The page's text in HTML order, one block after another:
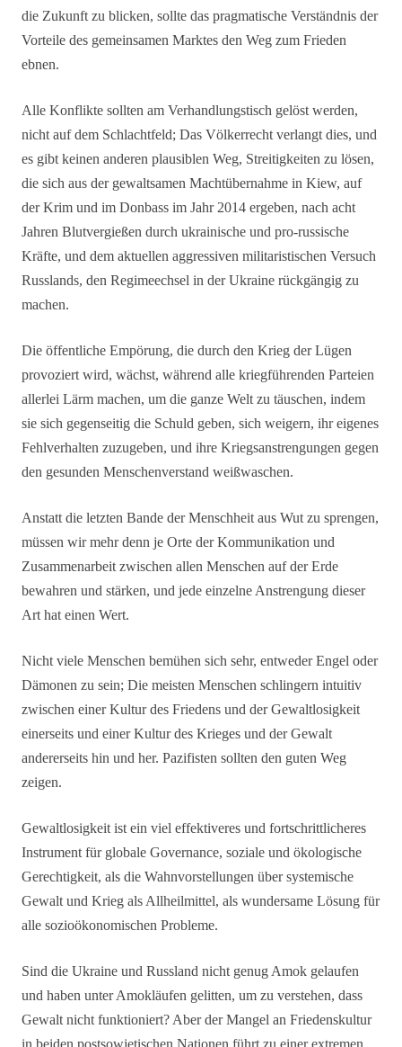
die Zukunft zu blicken, sollte das pragmatische Verständnis der
Vorteile des gemeinsamen Marktes den Weg zum Frieden
ebnen.
Alle Konflikte sollten am Verhandlungstisch gelöst werden,
nicht auf dem Schlachtfeld; Das Völkerrecht verlangt dies, und
es gibt keinen anderen plausiblen Weg, Streitigkeiten zu lösen,
die sich aus der gewaltsamen Machtübernahme in Kiew, auf
der Krim und im Donbass im Jahr 2014 ergeben, nach acht
Jahren Blutvergießen durch ukrainische und pro-russische
Kräfte, und dem aktuellen aggressiven militaristischen Versuch
Russlands, den Regimeechsel in der Ukraine rückgängig zu
machen.
Die öffentliche Empörung, die durch den Krieg der Lügen
provoziert wird, wächst, während alle kriegführenden Parteien
allerlei Lärm machen, um die ganze Welt zu täuschen, indem
sie sich gegenseitig die Schuld geben, sich weigern, ihr eigenes
Fehlverhalten zuzugeben, und ihre Kriegsanstrengungen gegen
den gesunden Menschenverstand weißwaschen.
Anstatt die letzten Bande der Menschheit aus Wut zu sprengen,
müssen wir mehr denn je Orte der Kommunikation und
Zusammenarbeit zwischen allen Menschen auf der Erde
bewahren und stärken, und jede einzelne Anstrengung dieser
Art hat einen Wert.
Nicht viele Menschen bemühen sich sehr, entweder Engel oder
Dämonen zu sein; Die meisten Menschen schlingern intuitiv
zwischen einer Kultur des Friedens und der Gewaltlosigkeit
einerseits und einer Kultur des Krieges und der Gewalt
andererseits hin und her. Pazifisten sollten den guten Weg
zeigen.
Gewaltlosigkeit ist ein viel effektiveres und fortschrittlicheres
Instrument für globale Governance, soziale und ökologische
Gerechtigkeit, als die Wahnvorstellungen über systemische
Gewalt und Krieg als Allheilmittel, als wundersame Lösung für
alle sozioökonomischen Probleme.
Sind die Ukraine und Russland nicht genug Amok gelaufen
und haben unter Amokläufen gelitten, um zu verstehen, dass
Gewalt nicht funktioniert? Aber der Mangel an Friedenskultur
in beiden postsowjetischen Nationen führt zu einer extremen